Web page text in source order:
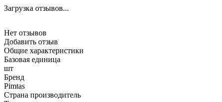
Загрузка отзывов...
Нет отзывов
Добавить отзыв
Общие характеристики
Базовая единица
шт
Бренд
Pimtas
Страна производитель